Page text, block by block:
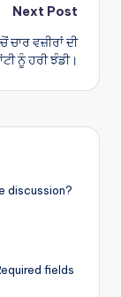
Next Post
ਚਾਰ ਵਜ਼ੀਰਾਂ ਦੀ
ਨੂੰ ਹਰੀ ਝੰਡੀ।
discussion?
fields